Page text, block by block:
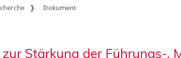
Dokument
Stärkung der Führungs-,